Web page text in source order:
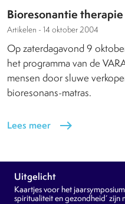
Bioresonantie therapie
Artikelen - 14 oktober 2004
Op zaterdagavond 9
het programma van de
mensen door sluwe
bioresonans-matras.
Lees meer east
Uitgelicht
Kaartjes voor het
spiritualiteit en gezondheid’ zijn